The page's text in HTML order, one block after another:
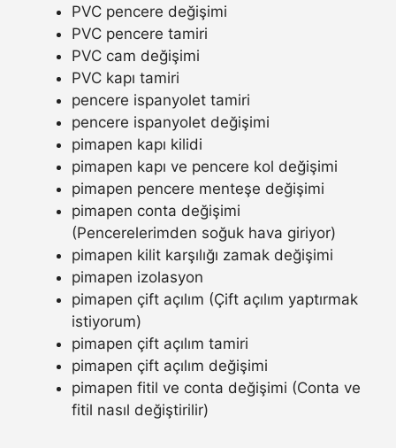
PVC pencere değişimi
PVC pencere tamiri
PVC cam değişimi
PVC kapı tamiri
pencere ispanyolet tamiri
pencere ispanyolet değişimi
pimapen kapı kilidi
pimapen kapı ve pencere kol değişimi
pimapen pencere menteşe değişimi
pimapen conta değişimi
(Pencerelerimden soğuk hava giriyor)
pimapen kilit karşılığı zamak değişimi
pimapen izolasyon
pimapen çift açılım (Çift açılım yaptırmak
istiyorum)
pimapen çift açılım tamiri
pimapen çift açılım değişimi
pimapen fitil ve conta değişimi (Conta ve
fitil nasıl değiştirilir)